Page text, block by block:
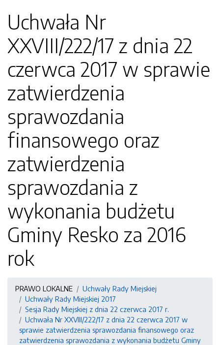
Uchwała Nr
XXVIII/222/17 z dnia 22
czerwca 2017 w sprawie
zatwierdzenia
sprawozdania
finansowego oraz
zatwierdzenia
sprawozdania z
wykonania budżetu
Gminy Resko za 2016
rok
PRAWO LOKALNE
Uchwały Rady Miejskiej
Uchwały Rady Miejskiej 2017
Sesja Rady Miejskiej z dnia 22 czerwca 2017 r.
Uchwała Nr XXVIII/222/17 z dnia 22 czerwca 2017 w
sprawie zatwierdzenia sprawozdania finansowego oraz
zatwierdzenia sprawozdania z wykonania budżetu Gminy